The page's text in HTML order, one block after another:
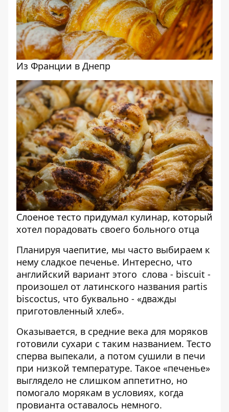
Из Франции в Днепр
Слоеное тесто придумал кулинар, который
хотел порадовать своего больного отца
Планируя чаепитие, мы часто выбираем к
нему сладкое печенье. Интересно, что
английский вариант этого слова - biscuit -
произошел от латинского названия partis
biscoctus, что буквально - «дважды
приготовленный хлеб».
Оказывается, в средние века для моряков
готовили сухари с таким названием. Тесто
сперва выпекали, а потом сушили в печи
при низкой температуре. Такое «печенье»
выглядело не слишком аппетитно, но
помогало морякам в условиях, когда
провианта оставалось немного.